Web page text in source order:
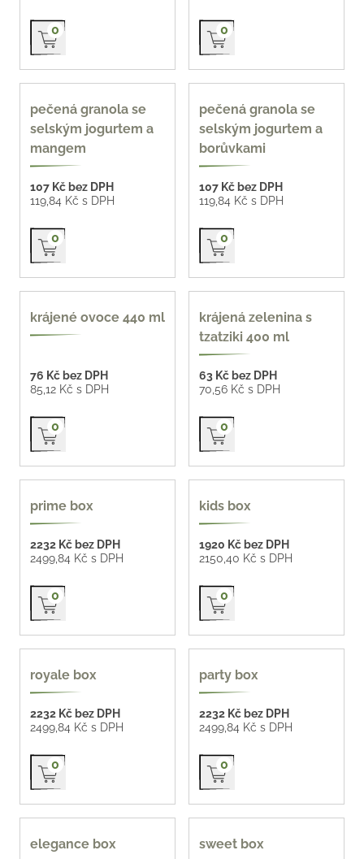
Přidat do košíku
0 Přidat do košíku
0
400 ml
pečená granola se
selským jogurtem a
mangem
107 Kč bez DPH
119,84 Kč s DPH
Přidat do košíku
0
400 ml
pečená granola se
selským jogurtem a
borůvkami
107 Kč bez DPH
119,84 Kč s DPH
Přidat do košíku
0
440 ml
krájené ovoce 440 ml
76 Kč bez DPH
85,12 Kč s DPH
Přidat do košíku
0
400 ml
krájená zelenina s
tzatziki 400 ml
63 Kč bez DPH
70,56 Kč s DPH
Přidat do košíku
0
prime box
2232 Kč bez DPH
2499,84 Kč s DPH
Přidat do košíku
0
kids box
1920 Kč bez DPH
2150,40 Kč s DPH
Přidat do košíku
0
royale box
2232 Kč bez DPH
2499,84 Kč s DPH
Přidat do košíku
0
party box
2232 Kč bez DPH
2499,84 Kč s DPH
Přidat do košíku
0
elegance box sweet box